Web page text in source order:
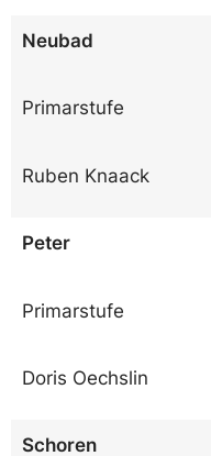
Neubad
Primarstufe
Ruben Knaack
Peter
Primarstufe
Doris Oechslin
Schoren